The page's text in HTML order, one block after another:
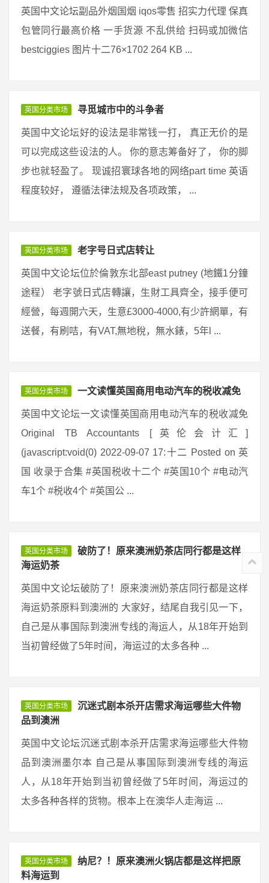
英国中文论坛副品外烟国烟 iqos零售 招实力代理 保真
包管同行最高价格 一手货源 不乱供给 扫码或加微信
bestciggies 图片十二76×1702 264 KB ...
英国分类市场 寻觅城市中的斗争者
英国中文论坛好的设法是非常钱一打， 真正无价的是
可以完成这些设法的人。 你的意志筹备好了， 你的脚
步也就轻盈了。 现诚招寰球各地的网络part time 英语
程度较好， 遵循法律法规及各项政策， ...
英国分类市场 老字号日式店转让
英国中文论坛位於倫敦东北部east putney (地鐵1分鐘
途程） 老字號日式店轉讓，生財工具齊全，接手便可
經營，每週開六天，生意£3000-4000,有少許網單，有
送餐，有刷咭，有VAT,無地稅，無水錶，5年l ...
英国分类市场 一文读懂英国商用电动汽车的税收减免
英国中文论坛一文读懂英国商用电动汽车的税收减免
Original TB Accountants [英伦会计汇]
(javascript:void(0) 2022-09-07 17:十二 Posted on 英
国 收录于合集 #英国税收十二个 #英国10个 #电动汽
车1个 #税收4个 #英国公 ...
英国分类市场
破防了！原来澳洲奶茶店同行都是这样
海运奶茶
英国中文论坛破防了！原来澳洲奶茶店同行都是这样
海运奶茶原料到澳洲的 大家好，结尾自我引见一下，
自己是从事国际到澳洲专线的海运人，从18年开始到
当初曾经做了5年时间，海运过的太多各种 ...
英国分类市场
沉迷式剧本杀开店需求海运哪些大件物
品到澳洲
英国中文论坛沉迷式剧本杀开店需求海运哪些大件物
品到澳洲墨尔本 自己是从事国际到澳洲专线的海运
人，从18年开始到当初曾经做了5年时间，海运过的
太多各种各样的货物。根本上在澳华人走海运 ...
英国分类市场
纳尼？！原来澳洲火锅店都是这样把原
料海运到